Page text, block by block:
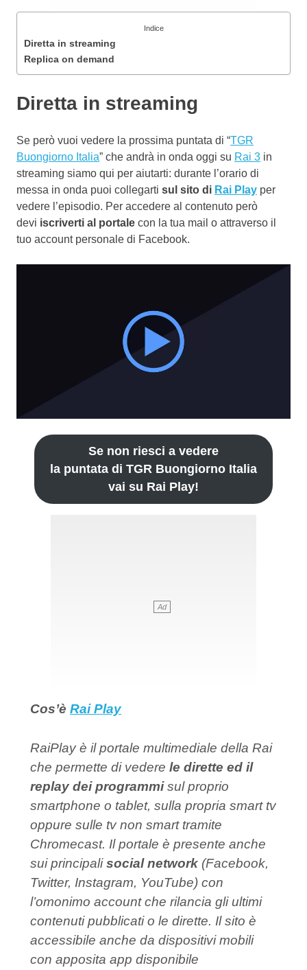
Indice
Diretta in streaming
Replica on demand
Diretta in streaming
Se però vuoi vedere la prossima puntata di “TGR
Buongiorno Italia” che andrà in onda oggi su Rai 3 in
streaming siamo qui per aiutarti: durante l’orario di
messa in onda puoi collegarti sul sito di Rai Play per
vedere l’episodio. Per accedere al contenuto però
devi iscriverti al portale con la tua mail o attraverso il
tuo account personale di Facebook.
Se non riesci a vedere
la puntata di TGR Buongiorno Italia
vai su Rai Play!
Cos’è Rai Play
RaiPlay è il portale multimediale della Rai
che permette di vedere le dirette ed il
replay dei programmisul proprio
smartphone o tablet, sulla propria smart tv
oppure sulle tv non smart tramite
Chromecast. Il portale è presente anche
sui principalisocial network (Facebook,
Twitter, Instagram, YouTube) con
l’omonimo account che rilancia gli ultimi
contenuti pubblicati o le dirette. Il sito è
accessibile anche da dispositivi mobili
con apposita app disponibile